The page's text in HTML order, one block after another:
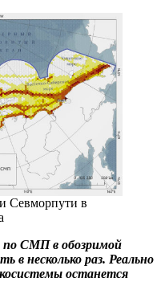
Севморпути в
СМП в обозримой
в несколько раз. Реально
останется